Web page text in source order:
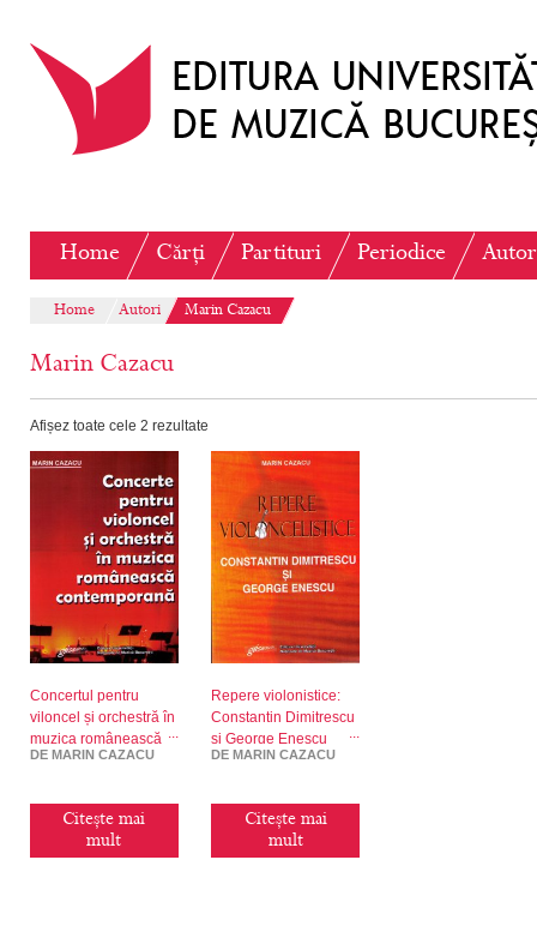
Home Cărți Partituri Periodice
Home Autori Marin Cazacu
Marin Cazacu
Afișez toate cele 2 rezultate
Concertul pentru
viloncel și orchestră în
muzica românească
contemporană
DE MARIN CAZACU
Citește mai
mult
Repere violonistice:
Constantin Dimitrescu
și George Enescu
DE MARIN CAZACU
Citește mai
mult